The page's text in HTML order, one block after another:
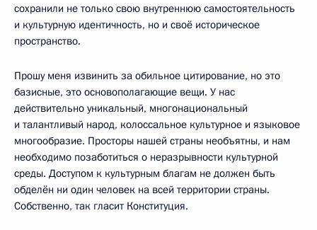
сохранили не только свою внутреннюю самостоятельность
и культурную идентичность, но и своё историческое
пространство.
Прошу меня извинить за обильное цитирование, но это
базисные, это основополагающие вещи. У нас
действительно уникальный, многонациональный
и талантливый народ, колоссальное культурное и языковое
многообразие. Просторы нашей страны необъятны, и нам
необходимо позаботиться о неразрывности культурной
среды. Доступом к культурным благам не должен быть
обделён ни один человек на всей территории страны.
Собственно, так гласит Конституция.